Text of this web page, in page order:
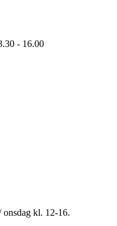
- 16.00
onsdag kl. 12-16.